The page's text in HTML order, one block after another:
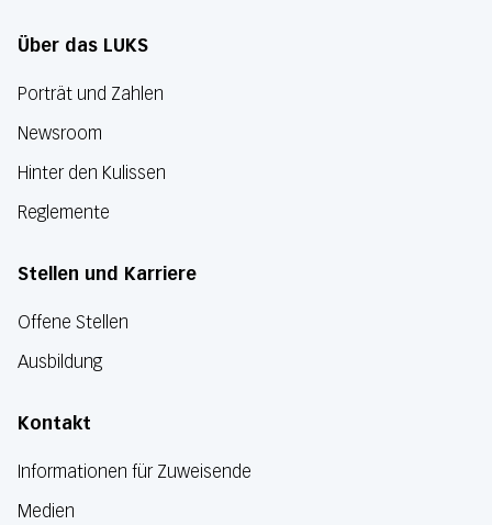
Über das LUKS
Porträt und Zahlen
Newsroom
Hinter den Kulissen
Reglemente
Stellen und Karriere
Offene Stellen
Ausbildung
Kontakt
Informationen für Zuweisende
Medien